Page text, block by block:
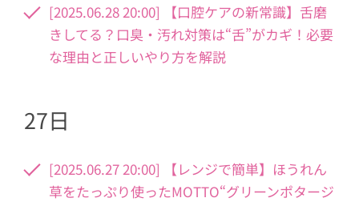
[2025.06.28 20:00] 【口腔ケアの新常識】舌磨
きしてる？口臭・汚れ対策は“舌”がカギ！必要
な理由と正しいやり方を解説
27日
[2025.06.27 20:00] 【レンジで簡単】ほうれん
草をたっぷり使ったMOTTO“グリーンポタージ